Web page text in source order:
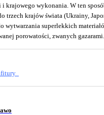
krajowego wykonania. W ten
trzech krajów świata (Ukrainy,
wytwarzania superlekkich
porowatości, zwanych gazarami.